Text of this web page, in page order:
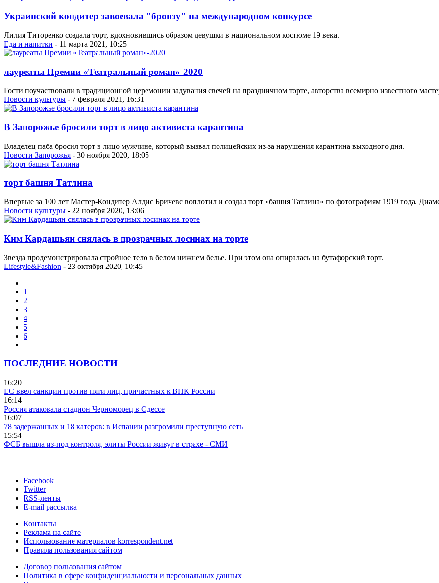
Украинский кондитер завоевала "бронзу" на международном конкурсе
Лилия Титоренко создала торт, вдохновившись образом девушки в национальном костюме 19 века.
Еда и напитки - 11 марта 2021, 10:25
лауреаты Премии «Театральный роман»-2020
Гости поучаствовали в традиционной церемонии задувания свечей на праздничном торте, авторства всемирно известного
Новости культуры - 7 февраля 2021, 16:31
В Запорожье бросили торт в лицо активиста карантина
Владелец паба бросил торт в лицо мужчине, который вызвал полицейских из-за нарушения карантина выходного дня.
Новости Запорожья - 30 ноября 2020, 18:05
торт башня Татлина
Впервые за 100 лет Мастер-Кондитер Алдис Бричевс воплотил и создал торт «башня Татлина» по фотографиям 1919 года.
Новости культуры - 22 ноября 2020, 13:06
Ким Кардашьян снялась в прозрачных лосинах на торте
Звезда продемонстрировала стройное тело в белом нижнем белье. При этом она опиралась на бутафорский торт.
Lifestyle&Fashion - 23 октября 2020, 10:45
1
2
3
4
5
6
ПОСЛЕДНИЕ НОВОСТИ
16:20
ЕС ввел санкции против пяти лиц, причастных к ВПК России
16:14
Россия атаковала стадион Черноморец в Одессе
16:07
78 задержанных и 18 катеров: в Испании разгромили преступную сеть
15:54
ФСБ вышла из-под контроля, элиты России живут в страхе - СМИ
Facebook
Twitter
RSS-ленты
E-mail рассылка
Контакты
Реклама на сайте
Использование материалов korrespondent.net
Правила пользования сайтом
Договор пользования сайтом
Политика в сфере конфиденциальности и персональных данных